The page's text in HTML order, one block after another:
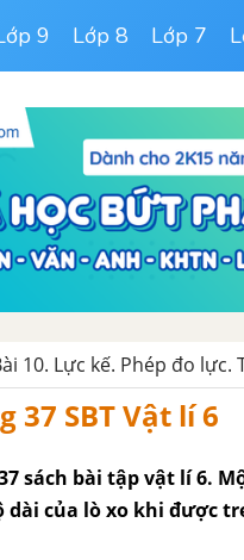
9 Lớp 8 Lớp 7
10. Lực kế. Phép đo
37 SBT Vật lí 6
sách bài tập vật lí 6.
dài của lò xo khi được